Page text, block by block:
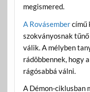
megismered.
A Rovásembercímű
szokványosnak
válik. A mélyben
rádöbbennek, hogy
rágósabbá válni.
A Démon-ciklusban